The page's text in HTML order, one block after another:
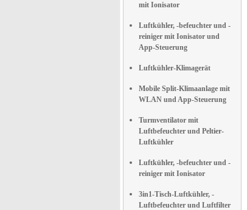
mit Ionisator
Luftkühler, -befeuchter und -
reiniger mit Ionisator und
App-Steuerung
Luftkühler-Klimagerät
Mobile Split-Klimaanlage mit
WLAN und App-Steuerung
Turmventilator mit
Luftbefeuchter und Peltier-
Luftkühler
Luftkühler, -befeuchter und -
reiniger mit Ionisator
3in1-Tisch-Luftkühler, -
Luftbefeuchter und Luftfilter